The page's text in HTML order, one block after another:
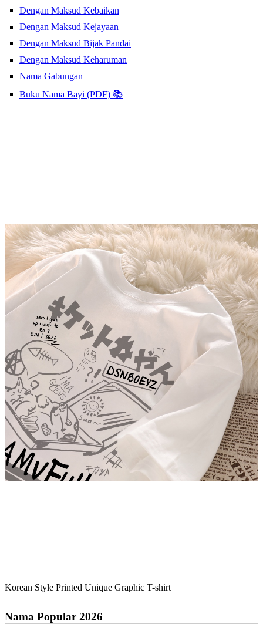
Dengan Maksud Kebaikan
Dengan Maksud Kejayaan
Dengan Maksud Bijak Pandai
Dengan Maksud Keharuman
Nama Gabungan
Buku Nama Bayi (PDF) 📚
Korean Style Printed Unique Graphic T-shirt
Nama Popular 2026